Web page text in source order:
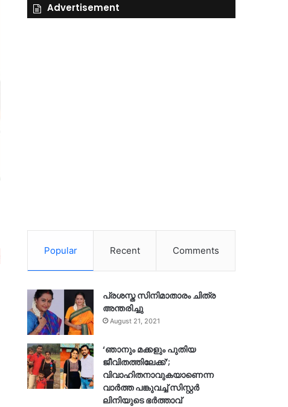
Advertisement
Popular Recent Comments
പ്രശസ്ത സിനിമാതാരം ചിത്ര
അന്തരിച്ചു
August 21, 2021
‘ഞാനും മക്കളും പുതിയ
ജീവിതത്തിലേക്ക്’;
വിവാഹിതനാവുകയാണെന്ന
വാർത്ത പങ്കുവച്ച് സിസ്റ്റർ
ലിനിയുടെ ഭർത്താവ്